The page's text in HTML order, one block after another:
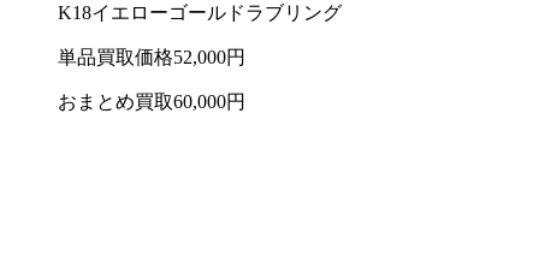
K18イエローゴールドラブリング
単品買取価格52,000円
おまとめ買取60,000円